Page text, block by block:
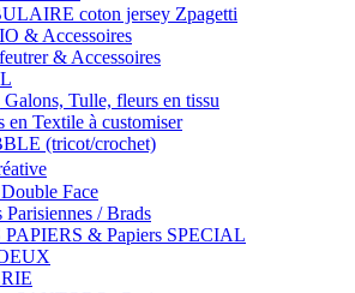
coton jersey Zpagetti
& Accessoires
& Accessoires
Tulle, fleurs en tissu
en Textile à customiser
(tricot/crochet)
Face
Parisiennes / Brads
& Papiers SPECIAL